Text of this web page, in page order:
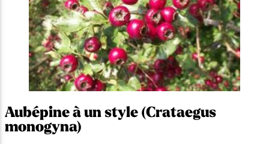
Aubépine à un style (Crataegus
monogyna)